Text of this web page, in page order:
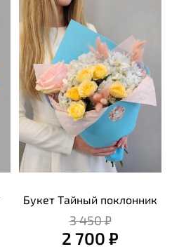
Букет Тайный поклонник
3 450 ₽
2 700 ₽